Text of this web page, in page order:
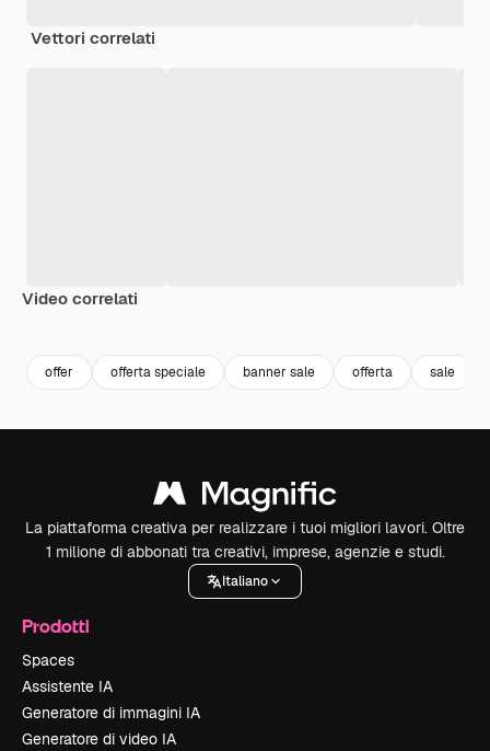
Vettori correlati
Video correlati
offer offerta speciale banner sale offerta sale
La piattaforma creativa per realizzare i tuoi migliori lavori. Oltre
1 milione di abbonati tra creativi, imprese, agenzie e studi.
Italiano
Prodotti
Spaces
Assistente IA
Generatore di immagini IA
Generatore di video IA